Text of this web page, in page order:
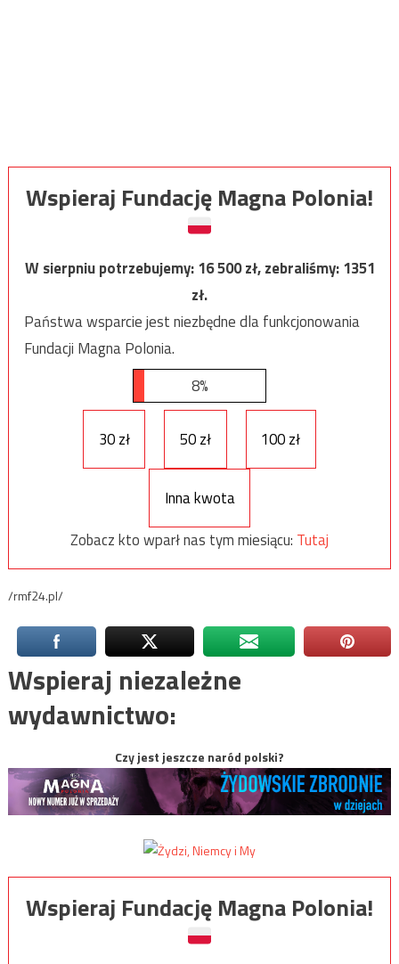
Wspieraj Fundację Magna Polonia!
W sierpniu potrzebujemy:16 500zł, zebraliśmy:1351
zł.
Państwa wsparcie jest niezbędne dla funkcjonowania
Fundacji Magna Polonia.
8%
30 zł 50 zł 100 zł
Inna kwota
Zobacz kto wparł nas tym miesiącu: Tutaj
/rmf24.pl/
Wspieraj niezależne
wydawnictwo:
Czy jest jeszcze naród polski?
Wspieraj Fundację Magna Polonia!